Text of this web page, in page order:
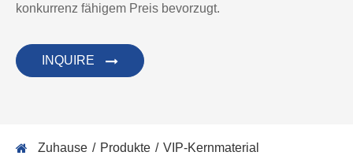
konkurrenz fähigem Preis bevorzugt.
INQUIRE
Zuhause Produkte
VIP-Kernmaterial